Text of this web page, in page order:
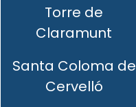
Torre de
Claramunt
Santa Coloma de
Cervelló